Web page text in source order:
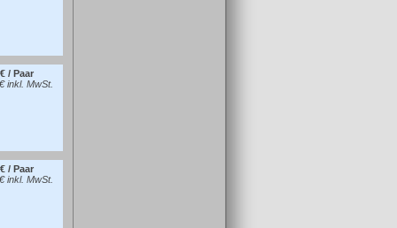
/ Paar
inkl. MwSt.
/ Paar
inkl. MwSt.